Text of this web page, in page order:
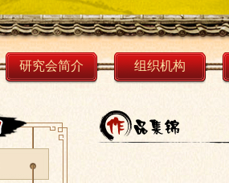
研究会简介 组织机构